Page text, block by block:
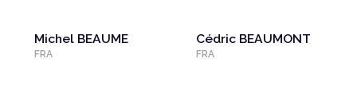
Michel BEAUME
FRA
Cédric BEAUMONT
FRA